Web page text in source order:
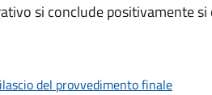
si conclude positivamente
del provvedimento finale